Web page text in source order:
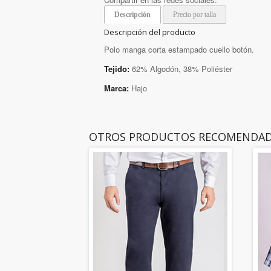
Descripción Precio por talla
Descripción del producto
Polo manga corta estampado cuello botón.
Tejido: 62% Algodón, 38% Poliéster
Marca: Hajo
OTROS PRODUCTOS